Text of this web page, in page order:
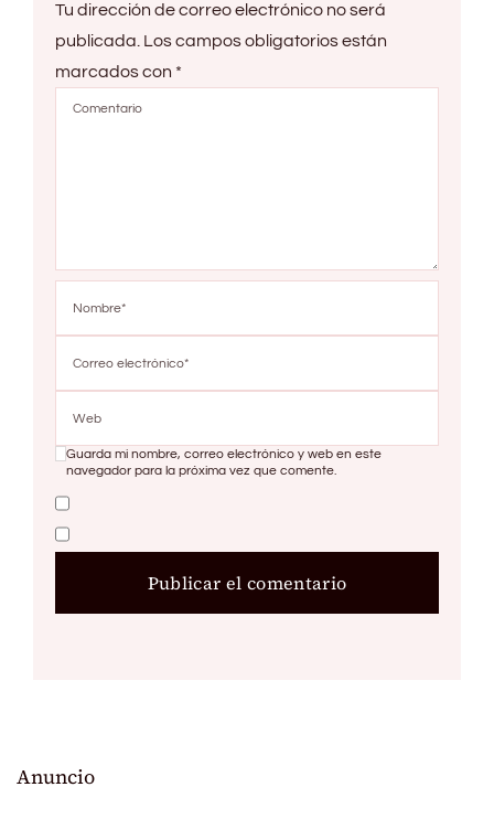
Tu dirección de correo electrónico no será
publicada. Los campos obligatorios están
marcados con *
Guarda mi nombre, correo electrónico y web en este
navegador para la próxima vez que comente.
Anuncio